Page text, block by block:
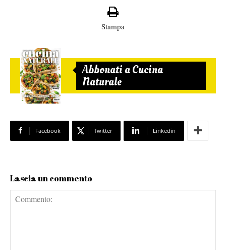
Stampa
Abbonati a Cucina
Naturale
Facebook Twitter Linkedin
Lascia un commento